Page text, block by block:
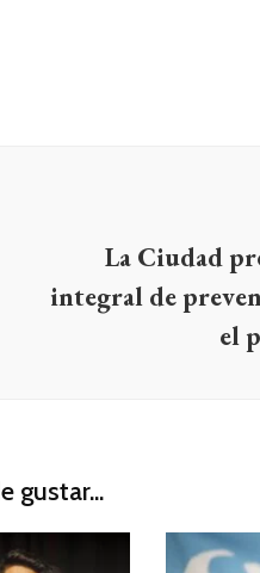
La Ciudad
integral de
el
gustar...